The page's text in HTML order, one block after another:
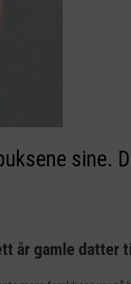
sine.
år gamle datter